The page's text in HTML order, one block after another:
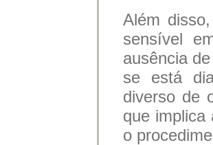
Além
sensível
ausência
se está
diverso de
que implica
o